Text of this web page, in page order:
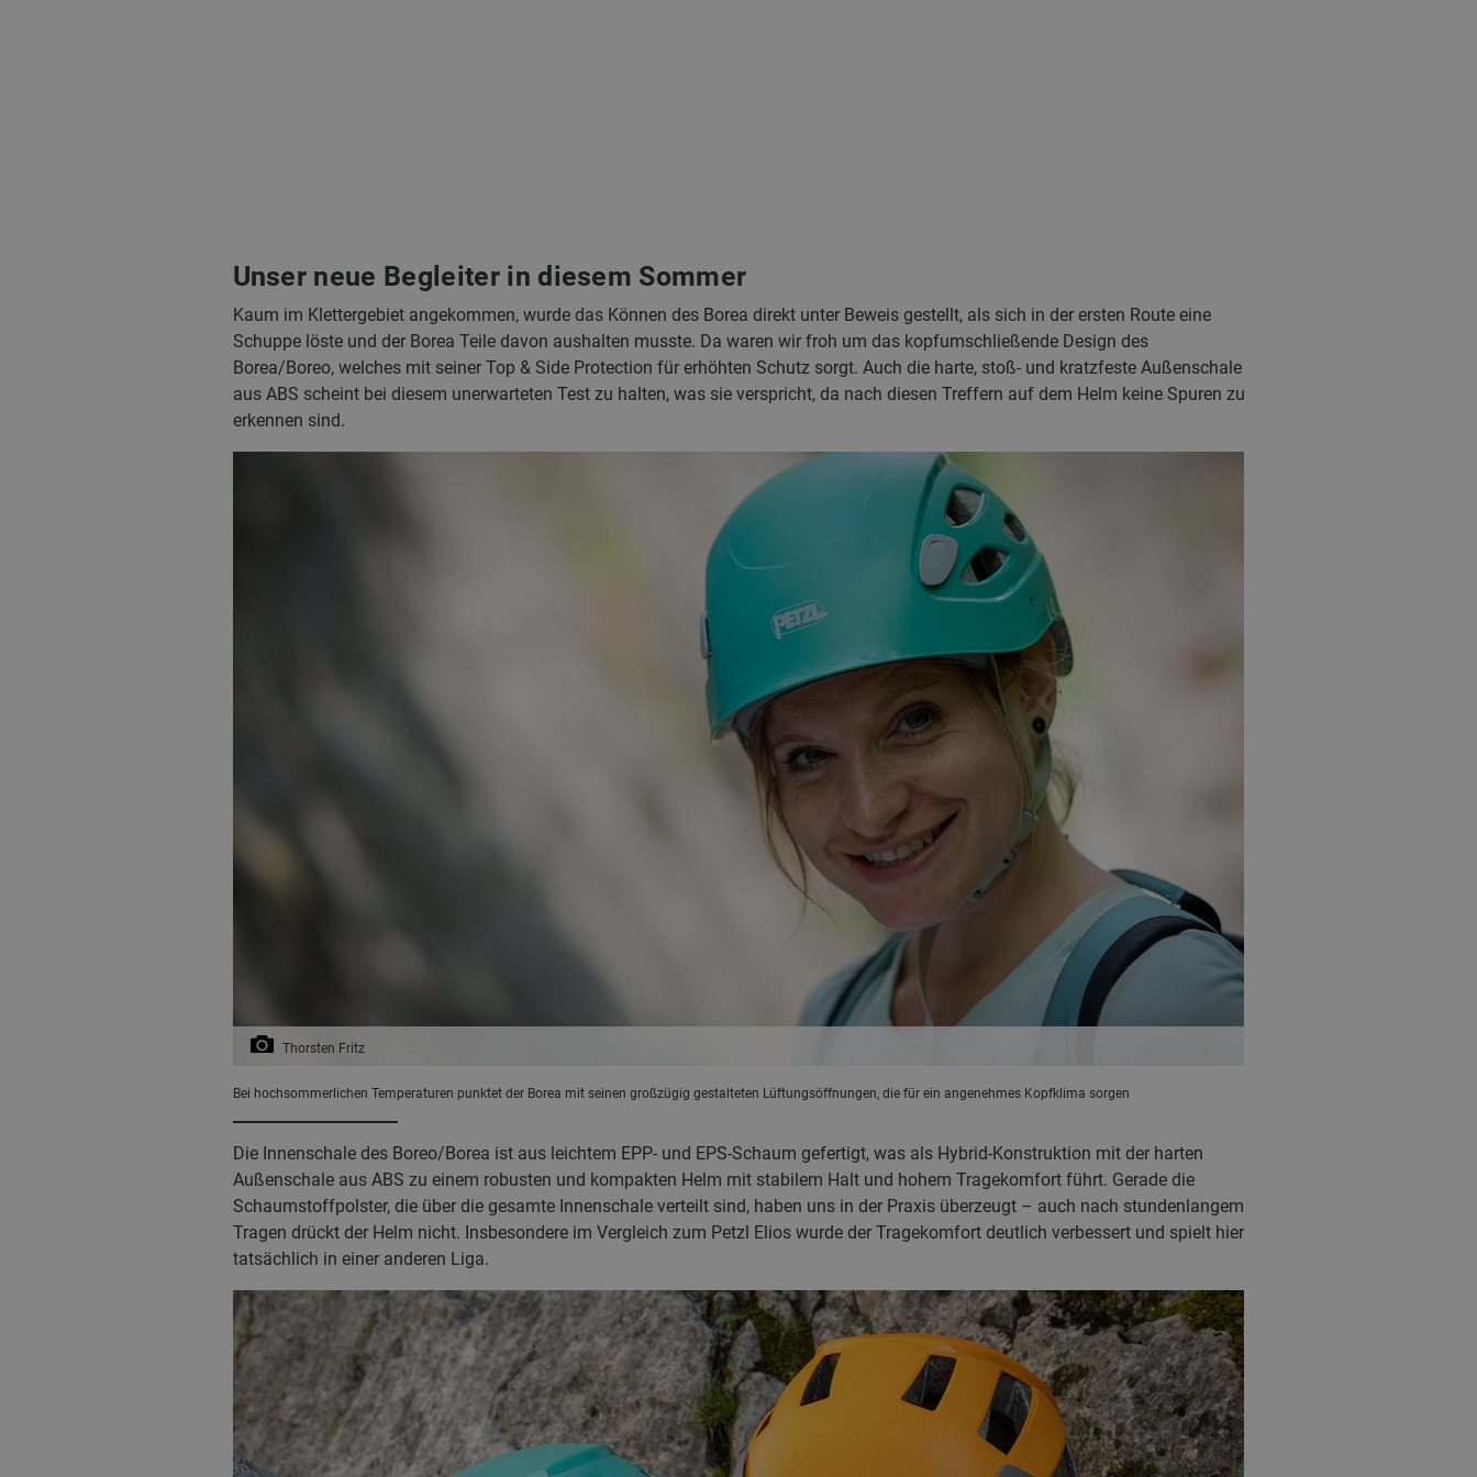
Unser neue Begleiter in diesem Sommer
Kaum im Klettergebiet angekommen, wurde das Können des Borea direkt unter Beweis gestellt, als sich in der ersten Route eine
Schuppe löste und der Borea Teile davon aushalten musste. Da waren wir froh um das kopfumschließende Design des
Borea/Boreo, welches mit seiner Top & Side Protection für erhöhten Schutz sorgt. Auch die harte, stoß- und kratzfeste Außenschale
aus ABS scheint bei diesem unerwarteten Test zu halten, was sie verspricht, da nach diesen Treffern auf dem Helm keine Spuren zu
erkennen sind.
Thorsten Fritz
Bei hochsommerlichen Temperaturen punktet der Borea mit seinen großzügig gestalteten Lüftungsöffnungen, die für ein angenehmes Kopfklima sorgen
Die Innenschale des Boreo/Borea ist aus leichtem EPP- und EPS-Schaum gefertigt, was als Hybrid-Konstruktion mit der harten
Außenschale aus ABS zu einem robusten und kompakten Helm mit stabilem Halt und hohem Tragekomfort führt. Gerade die
Schaumstoffpolster, die über die gesamte Innenschale verteilt sind, haben uns in der Praxis überzeugt – auch nach stundenlangem
Tragen drückt der Helm nicht. Insbesondere im Vergleich zum Petzl Elios wurde der Tragekomfort deutlich verbessert und spielt hier
tatsächlich in einer anderen Liga.